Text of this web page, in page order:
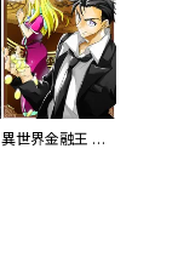
異世界金融王 ～クローネ・ゴルディオンの覇道～